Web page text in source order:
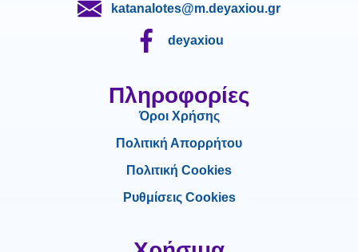
katanalotes@m.deyaxiou.gr
deyaxiou
Πληροφορίες
Όροι Χρήσης
Πολιτική Απορρήτου
Πολιτική Cookies
Ρυθμίσεις Cookies